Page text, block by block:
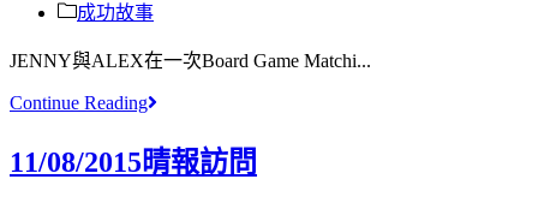
成功故事
JENNY與ALEX在一次Board Game Matchi...
Continue Reading
11/08/2015晴報訪問